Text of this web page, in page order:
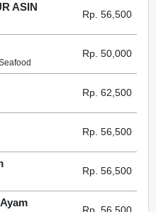
ASIN
Rp. 56,500
Rp. 50,000
Rp. 62,500
Rp. 56,500
Rp. 56,500